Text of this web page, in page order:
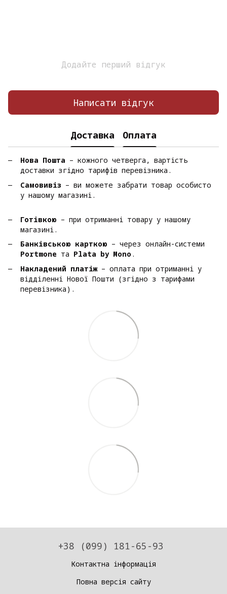
Додайте перший відгук
Написати відгук
Доставка Оплата
Нова Пошта – кожного четверга, вартість
доставки згідно тарифів перевізника.
Самовивіз – ви можете забрати товар особисто
у нашому магазині.
Готівкою – при отриманні товару у нашому
магазині.
Банківською карткою – через онлайн-системи
Portmone та Plata by Mono .
Накладений платіж– оплата при отриманні у
відділенні Нової Пошти (згідно з тарифами
перевізника).
+38 (099) 181-65-93
Контактна інформація
Повна версія сайту